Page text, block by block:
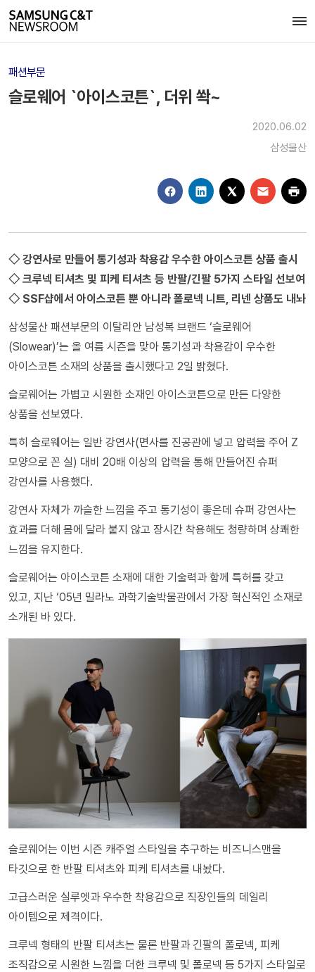
패션부문
슬로웨어 `아이스코튼`, 더위 쏵~
2020.06.02
삼성물산
◇ 강연사로 만들어 통기성과 착용감 우수한 아이스코튼 상품 출시
◇ 크루넥 티셔츠 및 피케 티셔츠 등 반팔/긴팔 5가지 스타일 선보여
◇ SSF샵에서 아이스코튼 뿐 아니라 폴로넥 니트, 리넨 상품도 내놔
삼성물산 패션부문의 이탈리안 남성복 브랜드 ‘슬로웨어
(Slowear)’는 올 여름 시즌을 맞아 통기성과 착용감이 우수한
아이스코튼 소재의 상품을 출시했다고 2일 밝혔다.
슬로웨어는 가볍고 시원한 소재인 아이스코튼으로 만든 다양한
상품을 선보였다.
특히 슬로웨어는 일반 강연사(면사를 진공관에 넣고 압력을 주어 Z
모양으로 꼰 실) 대비 20배 이상의 압력을 통해 만들어진 슈퍼
강연사를 사용했다.
강연사 자체가 까슬한 느낌을 주고 통기성이 좋은데 슈퍼 강연사는
효과를 더해 몸에 달라 붙지 않고 장시간 착용해도 청량하며 상쾌한
느낌을 유지한다.
슬로웨어는 아이스코튼 소재에 대한 기술력과 함께 특허를 갖고
있고, 지난 ‘05년 밀라노 과학기술박물관에서 가장 혁신적인 소재로
소개된 바 있다.
슬로웨어는 이번 시즌 캐주얼 스타일을 추구하는 비즈니스맨을
타깃으로 한 반팔 티셔츠와 피케 티셔츠를 내놨다.
고급스러운 실루엣과 우수한 착용감으로 직장인들의 데일리
아이템으로 제격이다.
크루넥 형태의 반팔 티셔츠는 물론 반팔과 긴팔의 폴로넥, 피케
조직감으로 시원한 느낌을 더한 크루넥 및 폴로넥 등 5가지 스타일로